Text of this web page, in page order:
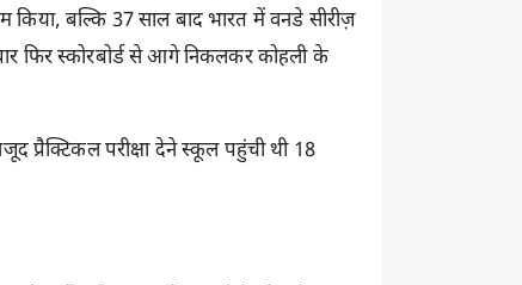
बल्कि 37 साल बाद भारत में वनडे सीरीज़
फिर स्कोरबोर्ड से आगे निकलकर कोहली के
प्रैक्टिकल परीक्षा देने स्कूल पहुंची थी 18